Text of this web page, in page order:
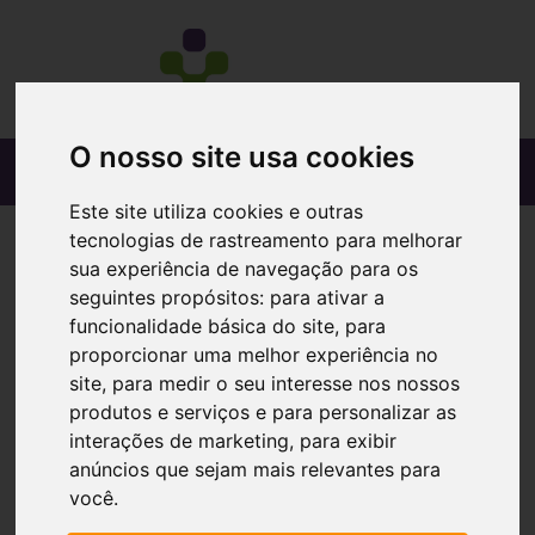
O nosso site usa cookies
Este site utiliza cookies e outras
tecnologias de rastreamento para melhorar
sua experiência de navegação para os
seguintes propósitos: para ativar a
funcionalidade básica do site, para
proporcionar uma melhor experiência no
site, para medir o seu interesse nos nossos
produtos e serviços e para personalizar as
interações de marketing, para exibir
anúncios que sejam mais relevantes para
você.